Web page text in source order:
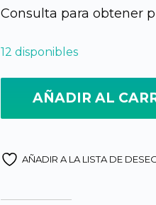
Consulta para obtener
12 disponibles
AÑADIR AL
AÑADIR A LA LISTA DE